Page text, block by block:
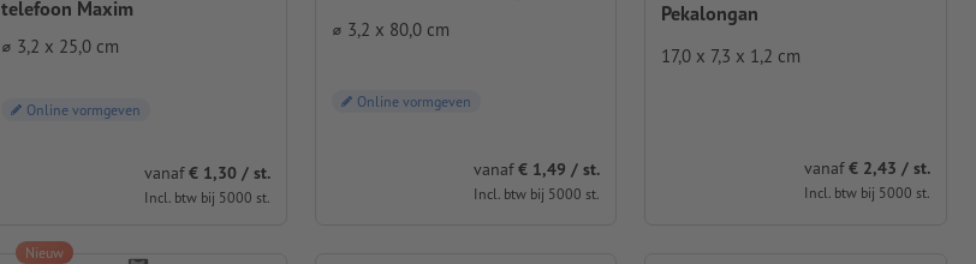
telefoon Maxim
⌀ 3,2 x 25,0 cm
Online vormgeven
vanaf€ 1,30 / st.
Incl. btw bij 5000 st.
⌀ 3,2 x 80,0 cm
Online vormgeven
vanaf€ 1,49 / st.
Incl. btw bij 5000 st.
Pekalongan
17,0 x 7,3 x 1,2 cm
vanaf€ 2,43 / st.
Incl. btw bij 5000 st.
Nieuw